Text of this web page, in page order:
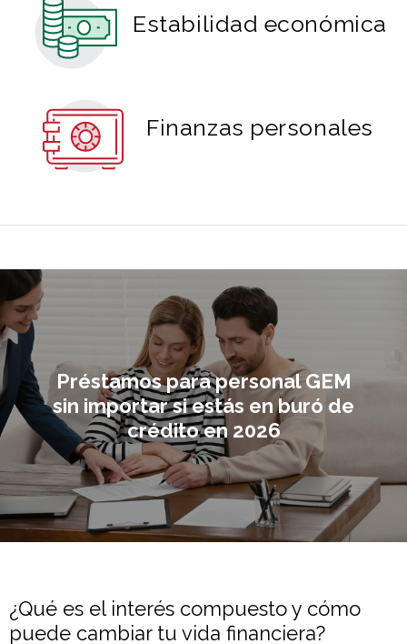
Estabilidad económica
Finanzas personales
Préstamos para personal GEM
sin importar si estás en buró de
crédito en 2026
¿Qué es el interés compuesto y cómo
puede cambiar tu vida financiera?